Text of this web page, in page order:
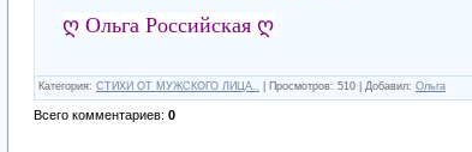
ღ Ольга Российская ღ
Категория: СТИХИ ОТ МУЖСКОГО ЛИЦА.. Просмотров: 510 Добавил: Ольга
Всего комментариев: 0